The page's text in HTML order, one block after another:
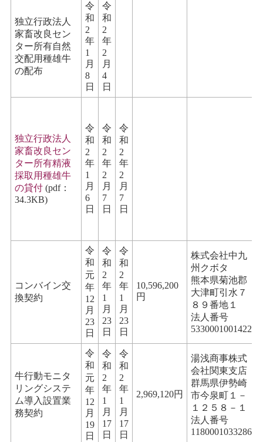
独立行政法人
家畜改良セン
ター所有自然
交配用種雄牛
の配布
令
和
2
年
1
月
8
日
令
和
2
年
2
月
4
日
独立行政法人
家畜改良セン
ター所有精液
採取用種雄牛
の貸付 (pdf：
34.3KB)
令
和
2
年
1
月
6
日
令
和
2
年
2
月
7
日
令
和
2
年
2
月
7
日
コンバイン交
換契約
令
和
元
年
12
月
23
日
令
和
2
年
1
月
23
日
令
和
2
年
1
月
23
日
10,596,200
円
株式会社中九
州クボタ
熊本県菊池郡
大津町引水７
８９番地１
法人番号
5330001001422
牛行動モニタ
リングシステ
ム導入設置業
務契約
令
和
元
年
12
月
19
日
令
和
2
年
1
月
17
日
令
和
2
年
1
月
17
日
2,969,120円
湯浅商事株式
会社関東支店
群馬県伊勢崎
市今泉町１－
１２５８－１
法人番号
1180001033286